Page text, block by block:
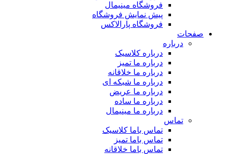
فروشگاه مینیمال
پیش نمایش فروشگاه
فروشگاه پارالاکس
صفحات
درباره
درباره کلاسیک
درباره ما تمیز
درباره ما خلاقانه
درباره ما شبکه ای
درباره ما عریض
درباره ما ساده
درباره ما مینیمال
تماس
تماس باما کلاسیک
تماس باما تمیز
تماس باما خلاقانه